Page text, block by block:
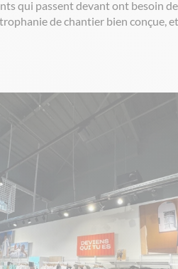
qui passent devant ont besoin
de chantier bien conçue,